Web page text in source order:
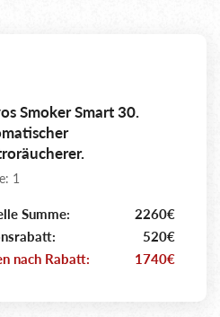
Smoker Smart 30.
1
Summe:
2260€
520€
nach Rabatt:
1740€